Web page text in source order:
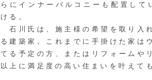
らにインナーバルコニーも配置し
ける。
石川氏は、施主様の希望を取り入
る建築家。これまでに手掛けた家は
てる予定の方、またはリフォームや
以上に満足度の高い住まいを叶えて